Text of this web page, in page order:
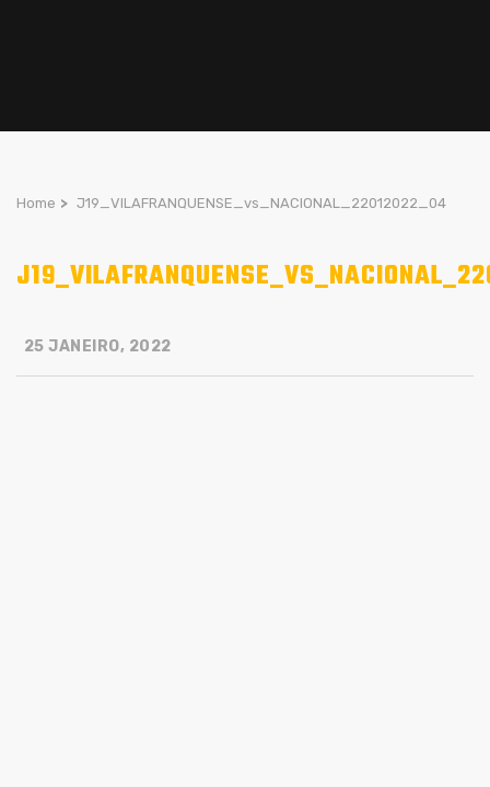
Home > J19_VILAFRANQUENSE_vs_NACIONAL_22012022_04
25 JANEIRO, 2022